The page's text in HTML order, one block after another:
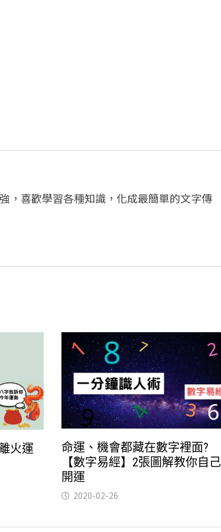
，喜歡學習各種知識，化成最簡單的文字傳
火運
命運、機會都藏在數字裡面?
【數字易經】2張圖解教你自己
開運
2020-02-26